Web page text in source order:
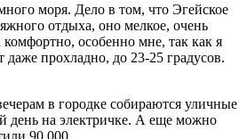
моря. Дело в том, что Эгейское
отдыха, оно мелкое, очень
особенно мне, так как я
прохладно, до 23-25 градусов.
в городке собираются уличные
день на электричке. А еще можно
90.000.